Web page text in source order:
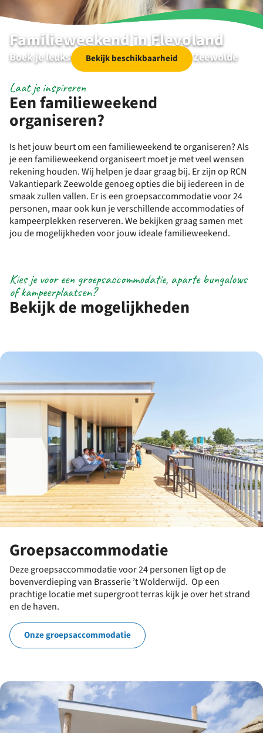
Familieweekend in Flevoland
Boek je leukste familieweekend op RCN Zeewolde
Bekijk beschikbaarheid
Een familieweekend
organiseren?
Laat je inspireren
Is het jouw beurt om een familieweekend te organiseren? Als
je een familieweekend organiseert moet je met veel wensen
rekening houden. Wij helpen je daar graag bij. Er zijn op RCN
Vakantiepark Zeewolde genoeg opties die bij iedereen in de
smaak zullen vallen. Er is een groepsaccommodatie voor 24
personen, maar ook kun je verschillende accommodaties of
kampeerplekken reserveren. We bekijken graag samen met
jou de mogelijkheden voor jouw ideale familieweekend.
Bekijk de mogelijkheden
Kies je voor een groepsaccommodatie, aparte bungalows
of kampeerplaatsen?
Groepsaccommodatie
Deze groepsaccommodatie voor 24 personen ligt op de
bovenverdieping van Brasserie ’t Wolderwijd. Op een
prachtige locatie met supergroot terras kijk je over het strand
en de haven.
Onze groepsaccommodatie